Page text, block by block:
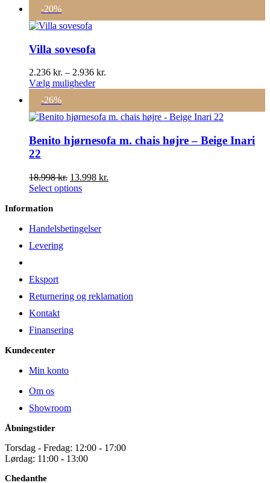
19.998 kr..11.999 kr..
-20%
Villa sovesofa
2.236 kr. – 2.936 kr.
Vælg muligheder
Dette
flere
Mulighederne
kan
vælges
varesiden
-26%
Benito hjørnesofa m. chais højre – Beige Inari
22
18.998kr. Den
oprindelige
13.998 kr.
Select options
Information
Handelsbetingelser
Levering
Eksport
Returnering og reklamation
Kontakt
Finansering
Kundecenter
Min konto
Om os
Showroom
Åbningstider
Torsdag - Fredag: 12:00 - 17:00
Lørdag: 11:00 - 13:00
Chedanthe